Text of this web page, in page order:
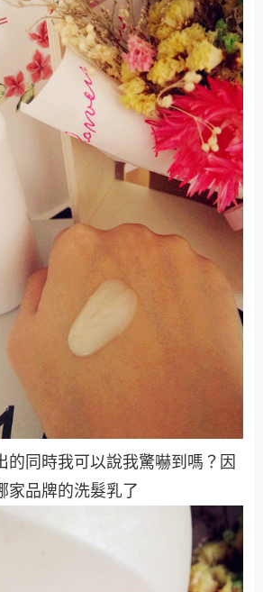
同時我可以說我驚嚇到嗎？因
家品牌的洗髮乳了